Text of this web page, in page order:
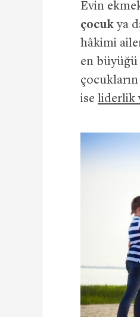
Evin
çocukya
hâkimi
en
ise liderlik